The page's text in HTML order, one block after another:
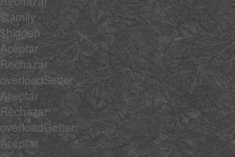
$family
$hidden
Aceptar
Rechazar
overloadSetter
Aceptar
Rechazar
overloadGetter
Aceptar